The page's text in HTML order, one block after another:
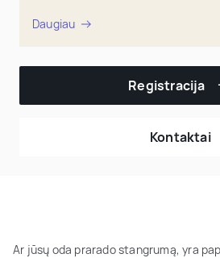
Daugiau
Registracija
Kontaktai
Ar jūsų oda prarado stangrumą, yra